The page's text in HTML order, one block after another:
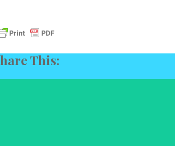
This: